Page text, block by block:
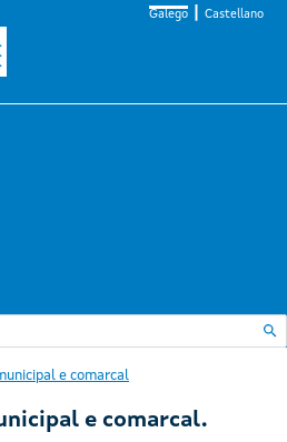
Galego Castellano
e comarcal
e comarcal.